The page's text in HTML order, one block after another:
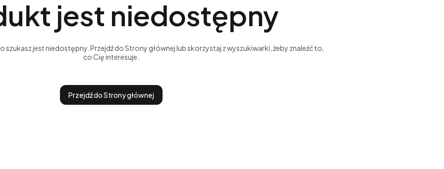
jest niedostępny
jest niedostępny. Przejdź do Strony głównej lub skorzystaj z wyszukiwarki, żeby znaleźć to,
co Cię interesuje.
Przejdź do Strony głównej